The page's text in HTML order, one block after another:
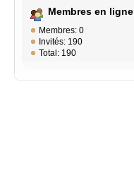
Membres en ligne
Membres: 0
Invités: 190
Total: 190